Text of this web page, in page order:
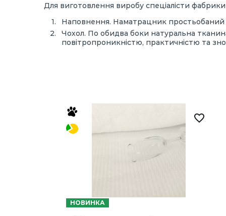
Для виготовлення виробу спеціалісти
Наповнення. Наматрацник простьобаний
Чохол. По обидва боки натуральна
повітропроникністю, практичністю та
НОВИНКА